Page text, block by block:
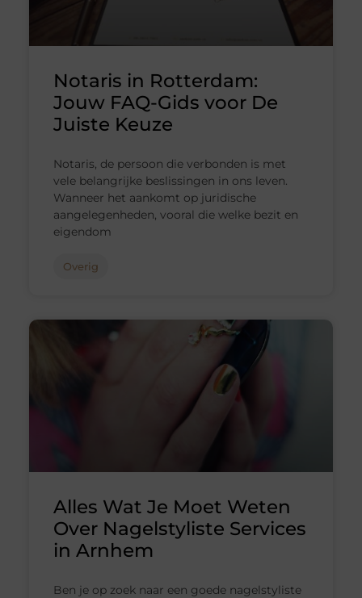
Notaris in Rotterdam:
Jouw FAQ-Gids voor De
Juiste Keuze
Notaris, de persoon die verbonden is met
vele belangrijke beslissingen in ons leven.
Wanneer het aankomt op juridische
aangelegenheden, vooral die welke bezit en
eigendom
Overig
Alles Wat Je Moet Weten
Over Nagelstyliste Services
in Arnhem
Ben je op zoek naar een goede nagelstyliste